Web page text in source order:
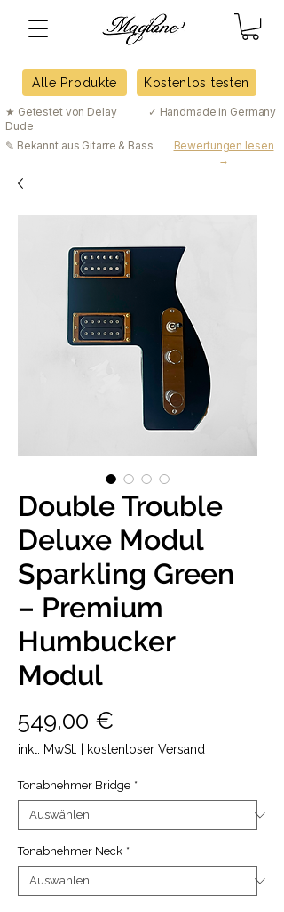
Alle Produkte Kostenlos testen
★ Getestet von Delay
Dude
✓ Handmade in Germany
✎ Bekannt aus Gitarre & Bass
Bewertungen lesen
→
Double Trouble
Deluxe Modul
Sparkling Green
– Premium
Humbucker
Modul
549,00 €
inkl. MwSt. kostenloser Versand
Tonabnehmer Bridge *
Tonabnehmer Neck *